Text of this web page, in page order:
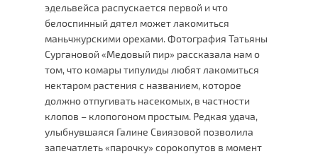
эдельвейса распускается первой и что
белоспинный дятел может лакомиться
маньчжурскими орехами. Фотография Татьяны
Сургановой «Медовый пир» рассказала нам о
том, что комары типулиды любят лакомиться
нектаром растения с названием, которое
должно отпугивать насекомых, в частности
клопов – клопогоном простым. Редкая удача,
улыбнувшаяся Галине Свиязовой позволила
запечатлеть «парочку» сорокопутов в момент